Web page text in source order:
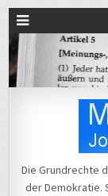
Michael
Die Grundrechte
der Demokratie.